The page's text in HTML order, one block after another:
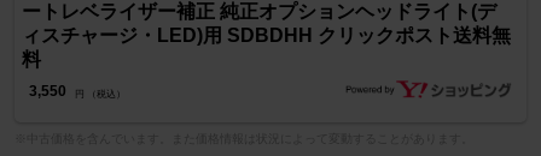
ートレベライザー補正 純正オプションヘッドライト(デ
ィスチャージ・LED)用 SDBDHH クリックポスト送料無
料
3,550 円 （税込）